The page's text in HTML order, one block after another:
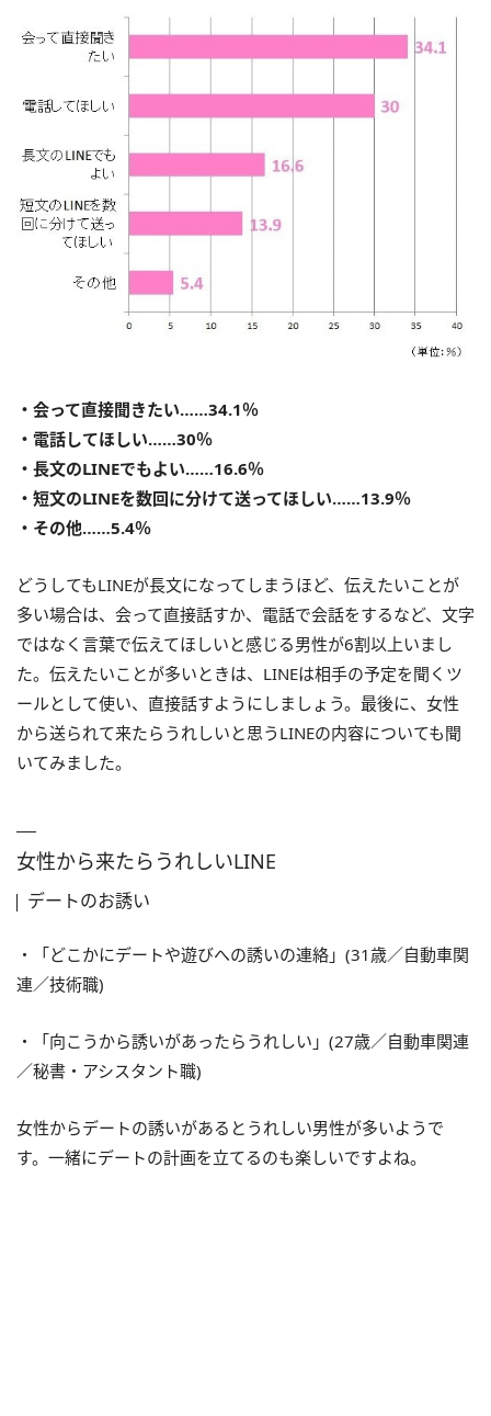
・会って直接聞きたい……34.1％
・電話してほしい……30％
・長文のLINEでもよい……16.6％
・短文のLINEを数回に分けて送ってほしい……13.9％
・その他……5.4％
どうしてもLINEが長文になってしまうほど、伝えたいことが
多い場合は、会って直接話すか、電話で会話をするなど、文字
ではなく言葉で伝えてほしいと感じる男性が6割以上いまし
た。伝えたいことが多いときは、LINEは相手の予定を聞くツ
ールとして使い、直接話すようにしましょう。最後に、女性
から送られて来たらうれしいと思うLINEの内容についても聞
いてみました。
女性から来たらうれしいLINE
デートのお誘い
・「どこかにデートや遊びへの誘いの連絡」(31歳／自動車関
連／技術職)
・「向こうから誘いがあったらうれしい」(27歳／自動車関連
／秘書・アシスタント職)
女性からデートの誘いがあるとうれしい男性が多いようで
す。一緒にデートの計画を立てるのも楽しいですよね。